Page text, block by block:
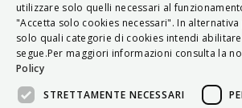
utilizzare solo quelli necessari al
"Accetta solo cookies necessari". In
solo quali categorie di cookies intendi
segue.Per maggiori informazioni consulta la
Policy
STRETTAMENTE NECESSARI